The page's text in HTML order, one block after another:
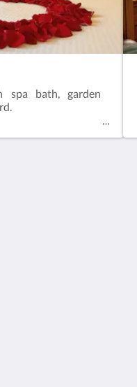
spa bath, garden